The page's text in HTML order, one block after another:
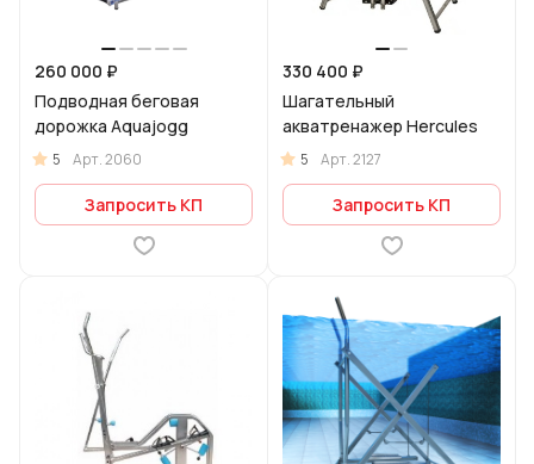
260 000 ₽
Подводная беговая
дорожка Aquajogg
5 Арт.2060
Запросить КП
330 400 ₽
Шагательный
акватренажер Hercules
5 Арт.2127
Запросить КП